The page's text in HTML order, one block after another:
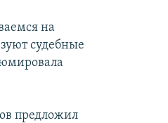
на
судебные
предложил